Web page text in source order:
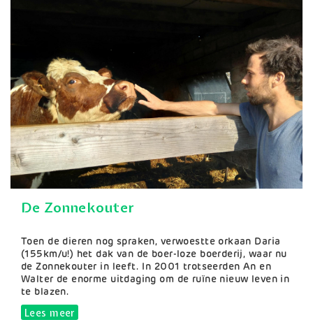
De Zonnekouter
Samenvatting
Toen de dieren nog spraken, verwoestte orkaan Daria
(155km/u!) het dak van de boer-loze boerderij, waar nu
de Zonnekouter in leeft. In 2001 trotseerden An en
Walter de enorme uitdaging om de ruïne nieuw leven in
te blazen.
Lees meerover De Zonnekouter